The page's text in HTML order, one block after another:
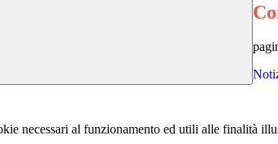
necessari al funzionamento ed utili alle finalità